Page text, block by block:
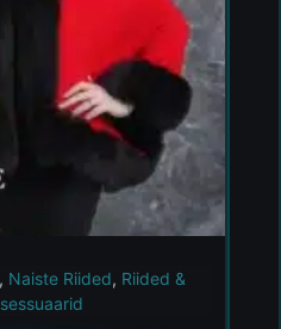
, Naiste Riided, Riided &